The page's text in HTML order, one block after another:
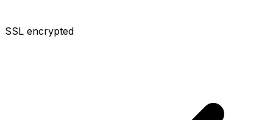
SSL encrypted